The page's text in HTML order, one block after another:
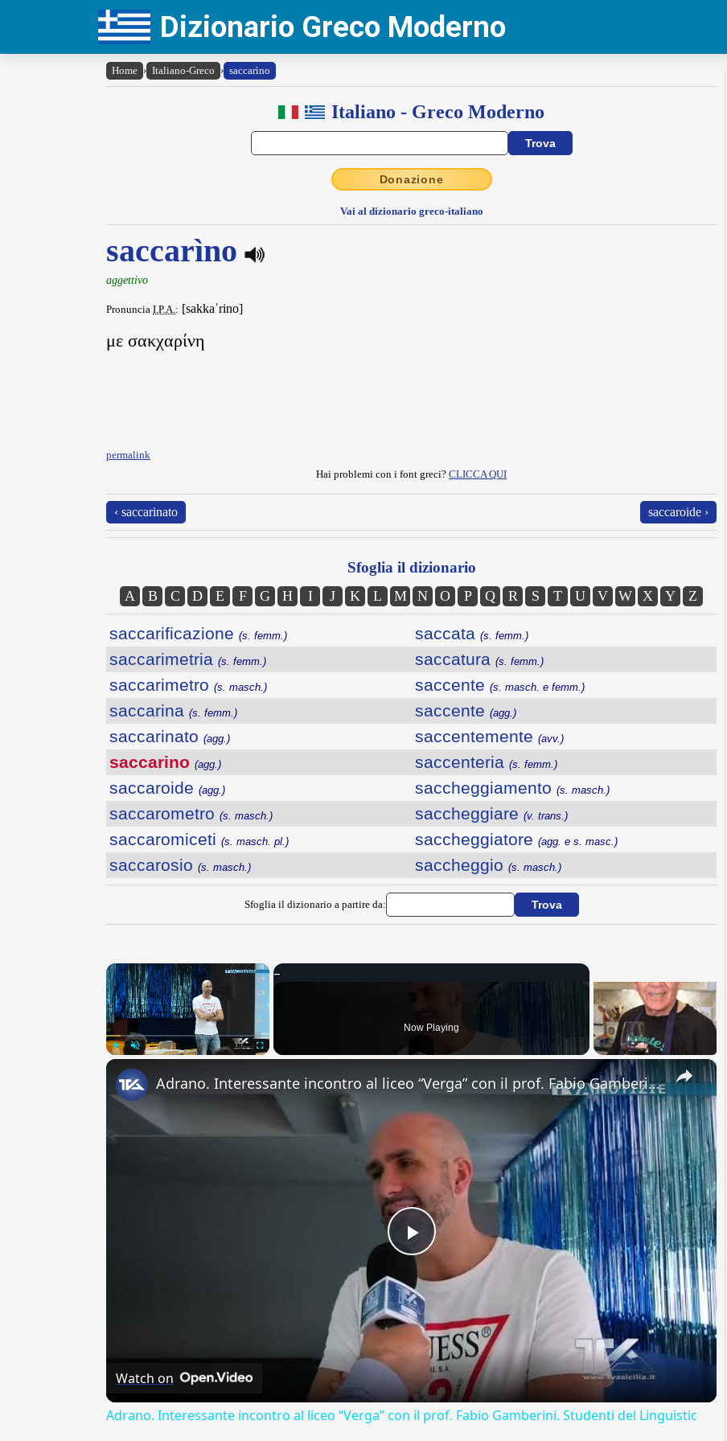
Dizionario Greco Moderno
Home › Italiano-Greco › saccarìno
Italiano - Greco Moderno
Donazione
Vai al dizionario greco-italiano
saccarìno
aggettivo
Pronuncia I.P.A.: [sakkaˈrino]
με σακχαρίνη
permalink
Hai problemi con i font greci? CLICCA QUI
‹ saccarinato saccaroide ›
Sfoglia il dizionario
A B C D E F G H I J K L M N O P Q R S T U V W X Y Z
saccarificazione (s. femm.)
saccarimetria (s. femm.)
saccarimetro (s. masch.)
saccarina (s. femm.)
saccarinato (agg.)
saccarino (agg.)
saccaroide (agg.)
saccarometro (s. masch.)
saccaromiceti (s. masch. pl.)
saccarosio (s. masch.)
saccata (s. femm.)
saccatura (s. femm.)
saccente (s. masch. e femm.)
saccente (agg.)
saccentemente (avv.)
saccenteria (s. femm.)
saccheggiamento (s. masch.)
saccheggiare (v. trans.)
saccheggiatore (agg. e s. masc.)
saccheggio (s. masch.)
Sfoglia il dizionario a partire da:
×
Now Playing
×
Play
Video
Adrano. Interessante incontro al liceo “Verga” con il prof. Fabio Gamberini. Studenti del Linguistic
Watch on
Adrano. Interessante incontro al liceo “Verga” con il prof. Fabio Gamberini. Studenti del Linguistic